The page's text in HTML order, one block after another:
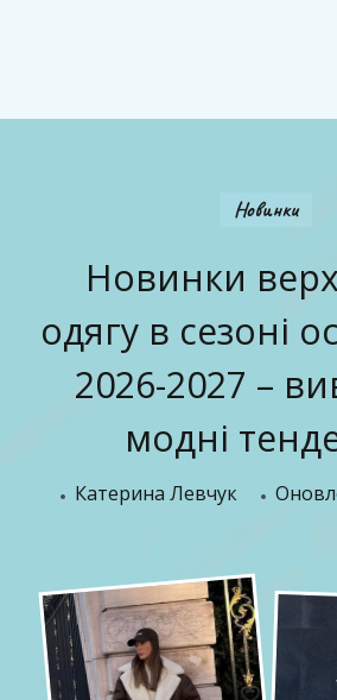
Новинки
Новинки
одягу в сезоні
2026-2027 –
модні
Катерина Левчук